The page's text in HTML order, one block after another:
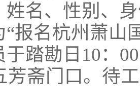
姓名、性别、
“报名杭州萧山
于踏勘日10：
芳斋门口。待